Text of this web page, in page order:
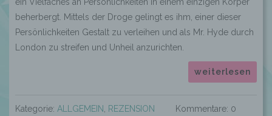
ein Vielfaches an Persönlichkeiten in einem einzigen Körper
beherbergt. Mittels der Droge gelingt es ihm, einer dieser
Persönlichkeiten Gestalt zu verleihen und als Mr. Hyde durch
London zu streifen und Unheil anzurichten.
weiterlesen
Kategorie: ALLGEMEIN, REZENSION Kommentare: 0